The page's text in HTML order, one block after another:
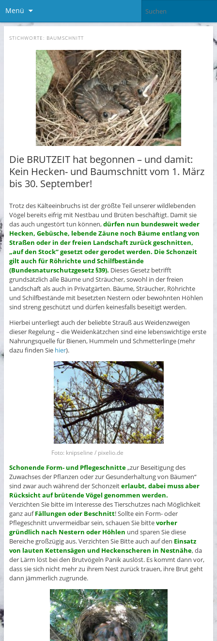
Menü
STICHWORTE: BAUMSCHNITT
Die BRUTZEIT hat begonnen – und damit:
Kein Hecken- und Baumschnitt vom 1. März
bis 30. September!
Trotz des Kälteeinbruchs ist der größte Teil unserer wildlebenden
Vögel bereits eifrig mit Nestbau und Brüten beschäftigt. Damit sie
das auch ungestört tun können,dürfen nun bundesweit weder
Hecken, Gebüsche, lebende Zäune noch Bäume entlang von
Straßen oder in der freien Landschaft zurück geschnitten,
„auf den Stock“ gesetzt oder gerodet werden. Die Schonzeit
gilt auch für Röhrichte und Schilfbestände
(Bundesnaturschutzgesetz §39). Dieses Gesetz betrifft
grundsätzlich alle Bäume und Sträucher, sowohl in der freien
Landschaft als auch in Privatgärten. Bäume, Sträucher, Röhrichte
und Schilfbestände mit besetzten Nestern oder bewohnten Höhlen
sind streng geschützt und dürfen keinesfalls beseitigt werden.
Hierbei unterliegt auch der beliebte Strauß aus Weidenzweigen
dieser Regelung – die Weidenkätzchen sind eine lebenswichtige erste
Nahrungsquelle für Bienen, Hummeln und Schmetterlinge (mehr
dazu finden Sie hier).
Foto: knipseline / pixelio.de
Schonende Form- und Pflegeschnitte„zur Beseitigung des
Zuwachses der Pflanzen oder zur Gesunderhaltung von Bäumen“
sind zwar auch während der Schonzeiterlaubt, dabei muss aber
Rücksicht auf brütende Vögel genommen werden.
Verzichten Sie bitte im Interesse des Tierschutzes nach Möglichkeit
ganz auf Fällungen oder Beschnitt! Sollte ein Form- oder
Pflegeschnitt unvermeidbar sein, schauen Sie bittevorher
gründlich nach Nestern oder Höhlen und sparen Sie diese
Bereiche großzügig aus. Verzichten Sie Bitte auch auf den Einsatz
von lauten Kettensägen und Heckenscheren in Nestnähe, da
der Lärm löst bei den Brutvögeln Panik auslöst. Es kommt dann vor,
dass sie sich nicht mehr zu ihrem Nest zurück trauen, ihre Brut geht
dann jämmerlich zugrunde.